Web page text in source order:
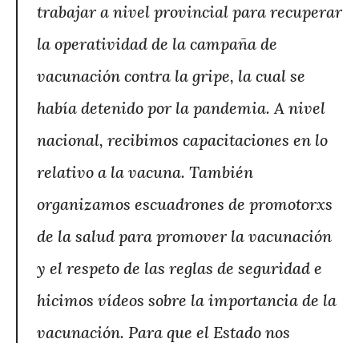
trabajar a nivel provincial para recuperar
la operatividad de la campaña de
vacunación contra la gripe, la cual se
había detenido por la pandemia. A nivel
nacional, recibimos capacitaciones en lo
relativo a la vacuna. También
organizamos escuadrones de promotorxs
de la salud para promover la vacunación
y el respeto de las reglas de seguridad e
hicimos vídeos sobre la importancia de la
vacunación. Para que el Estado nos